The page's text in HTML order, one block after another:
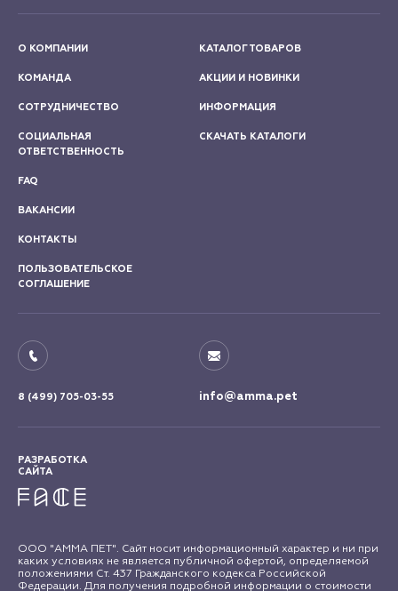
О КОМПАНИИ
КОМАНДА
СОТРУДНИЧЕСТВО
СОЦИАЛЬНАЯ
ОТВЕТСТВЕННОСТЬ
КАТАЛОГ ТОВАРОВ
АКЦИИ И НОВИНКИ
ИНФОРМАЦИЯ
СКАЧАТЬ КАТАЛОГИ
FAQ
ВАКАНСИИ
КОНТАКТЫ
ПОЛЬЗОВАТЕЛЬСКОЕ
СОГЛАШЕНИЕ
8 (499) 705-03-55 info@amma.pet
РАЗРАБОТКА
САЙТА
ООО "АММА ПЕТ". Сайт носит информационный характер и ни при
каких условиях не является публичной офертой, определяемой
положениями Ст. 437 Гражданского кодекса Российской
Федерации. Для получения подробной информации о стоимости